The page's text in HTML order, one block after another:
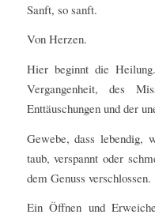
Sanft, so sanft.
Von Herzen.
Hier beginnt die
Vergangenheit, des
Enttäuschungen und der
Gewebe, dass lebendig,
taub, verspannt oder
dem Genuss verschlossen.
Ein Öffnen und